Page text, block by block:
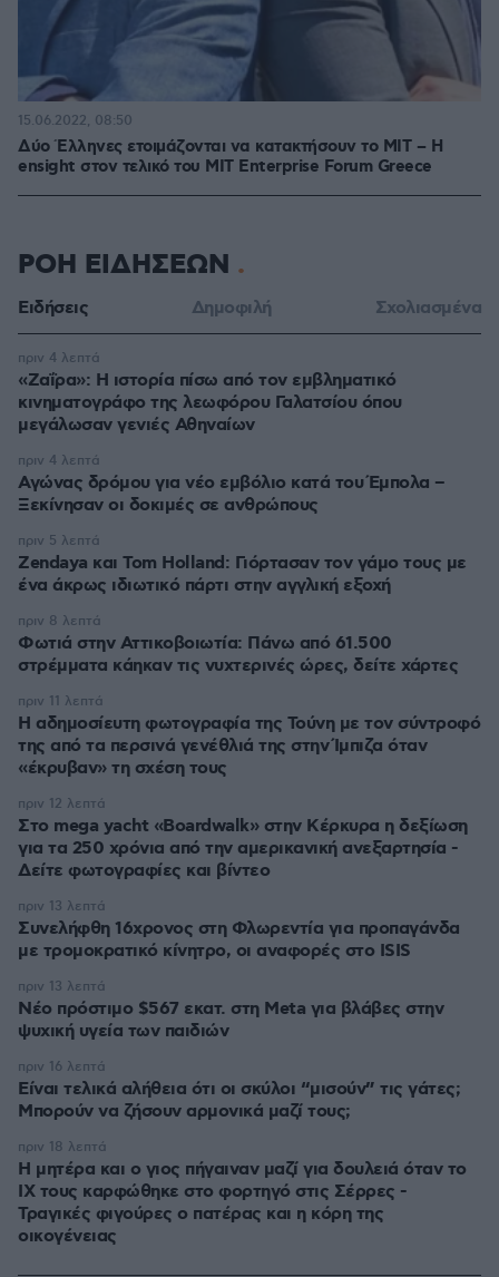
Δύο Έλληνες ετοιμάζονται να κατακτήσουν το MIT – Η
ensight στον τελικό του ΜΙΤ Enterprise Forum Greece
15.06.2022, 08:50
ΡΟΗ ΕΙΔΗΣΕΩΝ
Ειδήσεις Δημοφιλή Σχολιασμένα
«Ζαΐρα»: Η ιστορία πίσω από τον εμβληματικό
κινηματογράφο της λεωφόρου Γαλατσίου όπου
μεγάλωσαν γενιές Αθηναίων
πριν 4 λεπτά
Αγώνας δρόμου για νέο εμβόλιο κατά του Έμπολα –
Ξεκίνησαν οι δοκιμές σε ανθρώπους
πριν 4 λεπτά
Zendaya και Tom Holland: Γιόρτασαν τον γάμο τους με
ένα άκρως ιδιωτικό πάρτι στην αγγλική εξοχή
πριν 5 λεπτά
Φωτιά στην Αττικοβοιωτία: Πάνω από 61.500
στρέμματα κάηκαν τις νυχτερινές ώρες, δείτε χάρτες
πριν 8 λεπτά
Η αδημοσίευτη φωτογραφία της Τούνη με τον σύντροφό
της από τα περσινά γενέθλιά της στην Ίμπιζα όταν
«έκρυβαν» τη σχέση τους
πριν 11 λεπτά
Στο mega yacht «Boardwalk» στην Κέρκυρα η δεξίωση
για τα 250 χρόνια από την αμερικανική ανεξαρτησία -
Δείτε φωτογραφίες και βίντεο
πριν 12 λεπτά
Συνελήφθη 16χρονος στη Φλωρεντία για προπαγάνδα
με τρομοκρατικό κίνητρο, οι αναφορές στο ISIS
πριν 13 λεπτά
Νέο πρόστιμο $567 εκατ. στη Meta για βλάβες στην
ψυχική υγεία των παιδιών
πριν 13 λεπτά
Είναι τελικά αλήθεια ότι οι σκύλοι “μισούν” τις γάτες;
Μπορούν να ζήσουν αρμονικά μαζί τους;
πριν 16 λεπτά
Η μητέρα και ο γιος πήγαιναν μαζί για δουλειά όταν το
ΙΧ τους καρφώθηκε στο φορτηγό στις Σέρρες -
Τραγικές φιγούρες ο πατέρας και η κόρη της
οικογένειας
πριν 18 λεπτά